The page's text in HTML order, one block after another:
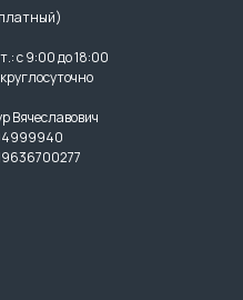
с 9:00 до 18:00
Вячеславович